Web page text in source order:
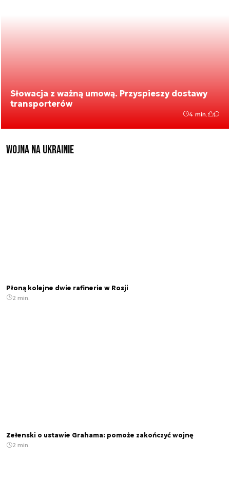
Słowacja z ważną umową. Przyspieszy dostawy
transporterów
4 min.
Wojna na Ukrainie
Płoną kolejne dwie rafinerie w Rosji
2 min.
Zełenski o ustawie Grahama: pomoże zakończyć wojnę
2 min.